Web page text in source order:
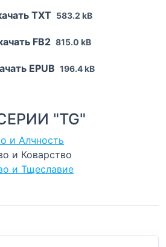
TXT 583.2 kB
FB2 815.0 kB
EPUB 196.4 kB
"TG"
и Алчность
и Коварство
и Тщеславие